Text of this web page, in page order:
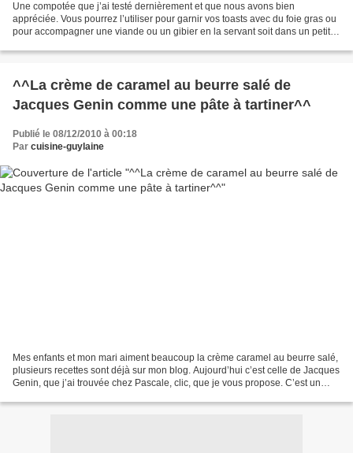
Une compotée que j’ai testé dernièrement et que nous avons bien
appréciée. Vous pourrez l’utiliser pour garnir vos toasts avec du foie gras ou
pour accompagner une viande ou un gibier en la servant soit dans un petit
^^La crème de caramel au beurre salé de
Jacques Genin comme une pâte à tartiner^^
Publié le 08/12/2010 à 00:18
Par cuisine-guylaine
Mes enfants et mon mari aiment beaucoup la crème caramel au beurre salé,
plusieurs recettes sont déjà sur mon blog. Aujourd’hui c’est celle de Jacques
Genin, que j’ai trouvée chez Pascale, clic, que je vous propose. C’est un